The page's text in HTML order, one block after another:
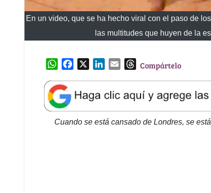
En un video, que se ha hecho viral con el paso de
las multitudes que huyen de la
W
a
t
s
A
e
b
o
k
e
d
l
T
e
a
d
Compártelo
Cuando se está cansado de Londres, se